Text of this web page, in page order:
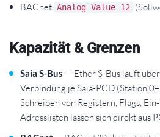
BACnet Analog Value 12
Kapazität & Grenzen
Saia S-Bus — Ether S-Bus läuft
Verbindung je Saia-PCD (Station
Schreiben von Registern, Flags,
Adresslisten lassen sich direkt aus